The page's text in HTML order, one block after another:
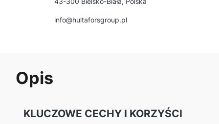
info@hultaforsgroup.pl
Opis
KLUCZOWE CECHY I KORZYŚCI